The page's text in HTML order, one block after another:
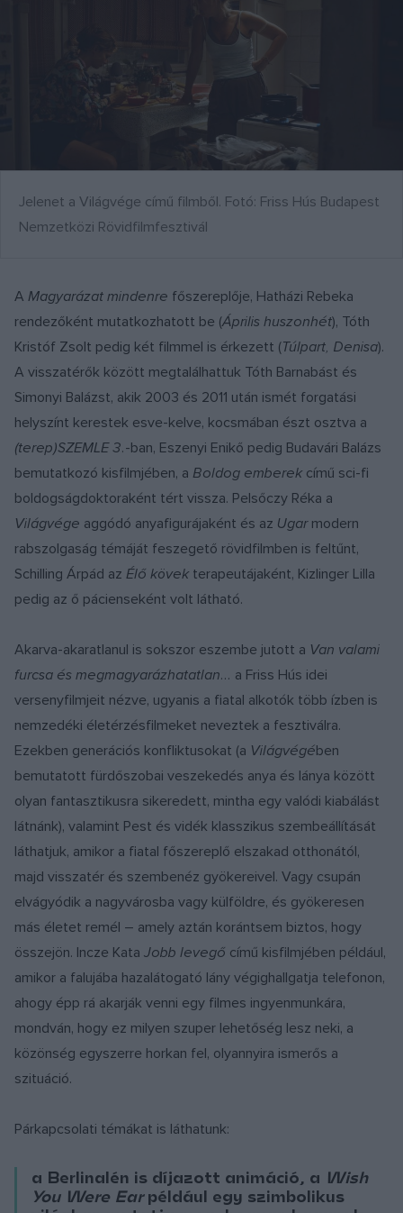
Jelenet a Világvége című filmből. Fotó: Friss Hús Budapest
Nemzetközi Rövidfilmfesztivál
A Magyarázat mindenre főszereplője, Hatházi Rebeka
rendezőként mutatkozhatott be (Április huszonhét), Tóth
Kristóf Zsolt pedig két filmmel is érkezett (Túlpart, Denisa).
A visszatérők között megtalálhattuk Tóth Barnabást és
Simonyi Balázst, akik 2003 és 2011 után ismét forgatási
helyszínt kerestek esve-kelve, kocsmában észt osztva a
(terep)SZEMLE 3.-ban, Eszenyi Enikő pedig Budavári Balázs
bemutatkozó kisfilmjében, a Boldog emberek című sci-fi
boldogságdoktoraként tért vissza. Pelsőczy Réka a
Világvége aggódó anyafigurájaként és az Ugar modern
rabszolgaság témáját feszegető rövidfilmben is feltűnt,
Schilling Árpád az Élő kövek terapeutájaként, Kizlinger Lilla
pedig az ő pácienseként volt látható.
Akarva-akaratlanul is sokszor eszembe jutott a Van valami
furcsa és megmagyarázhatatlan... a Friss Hús idei
versenyfilmjeit nézve, ugyanis a fiatal alkotók több ízben is
nemzedéki életérzésfilmeket neveztek a fesztiválra.
Ezekben generációs konfliktusokat (a Világvégében
bemutatott fürdőszobai veszekedés anya és lánya között
olyan fantasztikusra sikeredett, mintha egy valódi kiabálást
látnánk), valamint Pest és vidék klasszikus szembeállítását
láthatjuk, amikor a fiatal főszereplő elszakad otthonától,
majd visszatér és szembenéz gyökereivel. Vagy csupán
elvágyódik a nagyvárosba vagy külföldre, és gyökeresen
más életet remél – amely aztán korántsem biztos, hogy
összejön. Incze Kata Jobb levegő című kisfilmjében például,
amikor a falujába hazalátogató lány végighallgatja telefonon,
ahogy épp rá akarják venni egy filmes ingyenmunkára,
mondván, hogy ez milyen szuper lehetőség lesz neki, a
közönség egyszerre horkan fel, olyannyira ismerős a
szituáció.
Párkapcsolati témákat is láthatunk:
a Berlinalén is díjazott animáció, a Wish
You Were Earpéldául egy szimbolikus